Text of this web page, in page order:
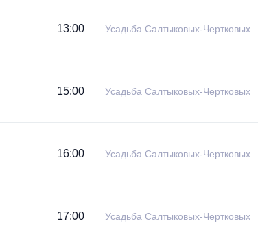
13:00 Усадьба Салтыковых-Чертковых
15:00 Усадьба Салтыковых-Чертковых
16:00 Усадьба Салтыковых-Чертковых
17:00 Усадьба Салтыковых-Чертковых